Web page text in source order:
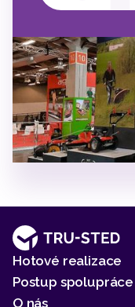
2
Hotové realizace
Postup spolupráce
O nás